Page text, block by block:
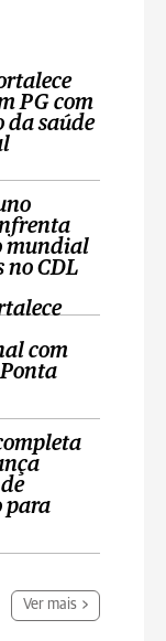
PG com
da saúde
mundial
CDL
com
para
Ver mais